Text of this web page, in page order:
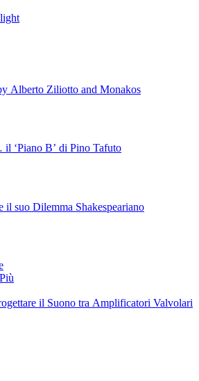
Cantus Nativitas by Alberto Ziliotto and Monakos
‘Piano B’ di Pino Tafuto
il suo Dilemma Shakespeariano
il Suono tra Amplificatori Valvolari